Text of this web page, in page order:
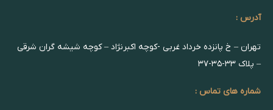
آدرس :
تهران – خ پانزده خرداد غربی -کوچه اکبرنژاد – کوچه شیشه گران شرقی
– پلاک ۳۳-۳۵-۳۷
شماره های تماس :